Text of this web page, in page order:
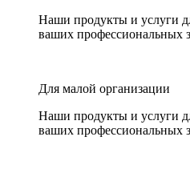
Наши продукты и услуги
ваших профессиональных
Для малой организации
Наши продукты и услуги
ваших профессиональных